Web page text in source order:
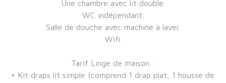
Une chambre avec lit double.
WC indépendant.
Salle de douche avec machine à laver.
Wifi.
Tarif Linge de maison :
• Kit draps lit simple (comprend 1 drap plat, 1 housse de